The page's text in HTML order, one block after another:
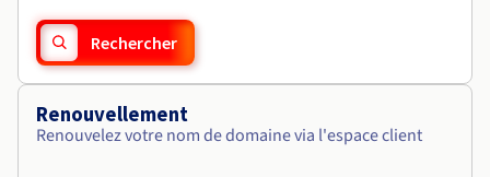
Rechercher
Renouvellement
Renouvelez votre nom de domaine via l'espace client